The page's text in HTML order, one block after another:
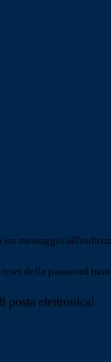
un messaggio
della password
posta elettronica!